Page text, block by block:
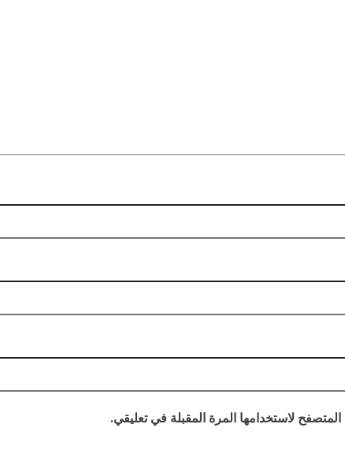
لاستخدامها المرة المقبلة في تعليقي.